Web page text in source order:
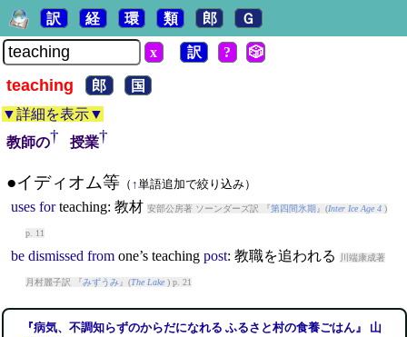
訳 経 環 類 郎 Ｇ
x 訳 ? 🎲
teaching 郎
国
▼詳細を表示▼
教師の† 授業†
●イディオム等（ ↑単語追加で絞り込み）
uses for teaching: 教材 安部公房著 ソーンダーズ訳 『第四間氷期 』(Inter Ice Age 4)
p. 11
be dismissed fromone’s teaching post: 教職を追われる 川端康成著
月村麗子訳 『みずうみ』(The Lake) p. 21
『病気、不調知らずのからだになれる ふるさと村の食養ごはん』 山